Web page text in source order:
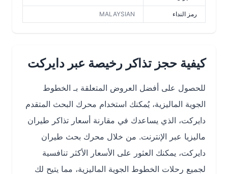
رمز النداء MALAYSIAN
كيفية حجز تذاكر رخيصة عبر دايركت
للحصول على أفضل العروض المتعلقة بـ الخطوط
الجوية الماليزية، يُمكنك استخدام محرك البحث المتقدم
دايركت، الذي يساعدك في مقارنة أسعار تذاكر طيران
ماليزيا عبر الإنترنت. من خلال محرك بحث طيران
دايركت، يمكنك العثور على الأسعار الأكثر تنافسية
لجميع رحلات الخطوط الجوية الماليزية، مما يتيح لك